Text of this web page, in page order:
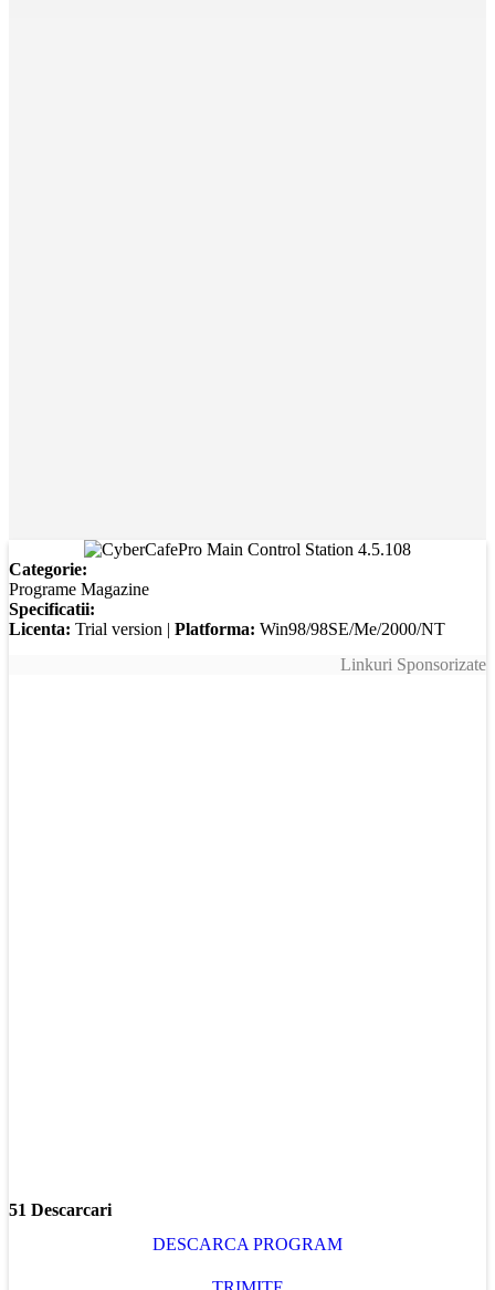
Categorie:
Programe Magazine
Specificatii:
Licenta: Trial version | Platforma: Win98/98SE/Me/2000/NT
Linkuri Sponsorizate
51 Descarcari
DESCARCA PROGRAM